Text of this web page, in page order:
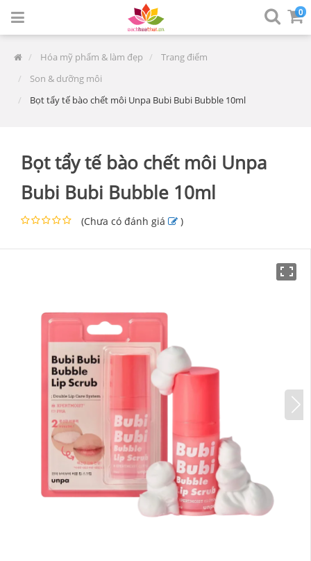
0
Hóa mỹ phẩm & làm đẹp
Trang điểm
Son & dưỡng môi
Bọt tẩy tế bào chết môi Unpa Bubi Bubi Bubble 10ml
Bọt tẩy tế bào chết môi Unpa
Bubi Bubi Bubble 10ml
(Chưa có đánh giá )